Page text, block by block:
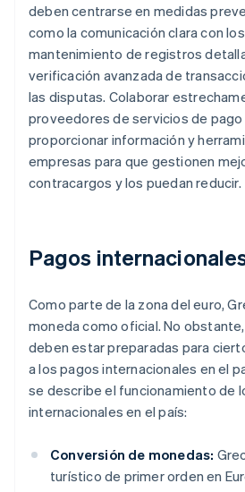
deben centrarse en medidas
como la comunicación clara con
mantenimiento de registros
verificación avanzada de
las disputas. Colaborar
proveedores de servicios de
proporcionar información y
empresas para que gestionen
contracargos y los puedan reducir.
Pagos
Como parte de la zona del euro,
moneda como oficial. No
deben estar preparadas para
a los pagos internacionales en el
se describe el funcionamiento de
internacionales en el país:
Conversión de monedas:
turístico de primer orden en